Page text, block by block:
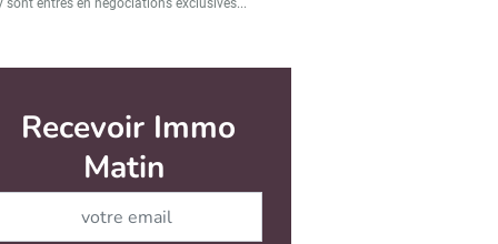
sont entrés en négociations exclusives...